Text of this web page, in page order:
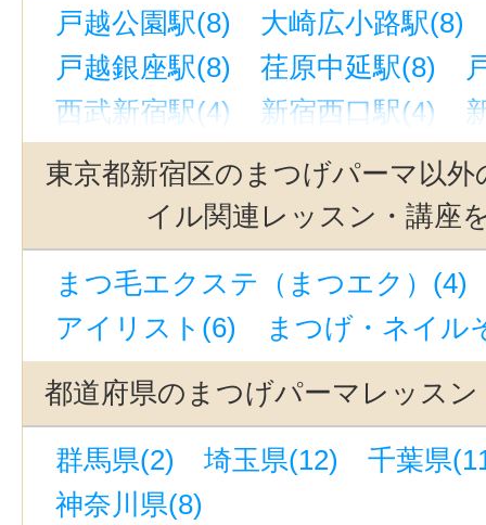
戸越公園駅(8)
大崎広小路駅(8)
戸越銀座駅(8)
荏原中延駅(8)
西武新宿駅(4)
新宿西口駅(4)
西新宿駅(4)
新小岩駅(2)
東京都新宿区のまつげパーマ以
イル関連レッスン・講座
まつ毛エクステ（まつエク）(4)
アイリスト(6)
まつげ・ネイル
都道府県のまつげパーマレッス
群馬県(2) 埼玉県(12)
千葉県
神奈川県(8)